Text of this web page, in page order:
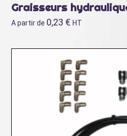
Graisseurs
A partir de 0,23 € HT